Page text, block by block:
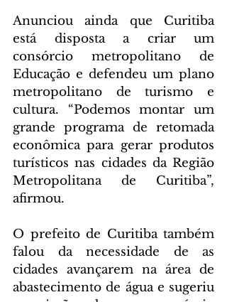
Anunciou ainda que Curitiba
está disposta a criar um
consórcio metropolitano de
Educação e defendeu um plano
metropolitano de turismo e
cultura. “Podemos montar um
grande programa de retomada
econômica para gerar produtos
turísticos nas cidades da Região
Metropolitana de Curitiba”,
afirmou.
O prefeito de Curitiba também
falou da necessidade de as
cidades avançarem na área de
abastecimento de água e sugeriu